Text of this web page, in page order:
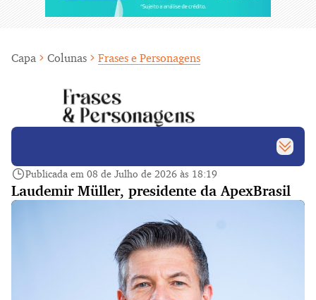
Capa Colunas Frases e Personagens
Publicada em 08 de Julho de 2026 às 18:19
Laudemir Müller, presidente da ApexBrasil